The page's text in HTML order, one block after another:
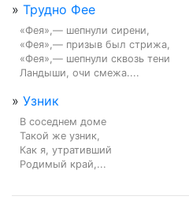
» Трудно Фее
«Фея»,— шепнули сирени,
«Фея»,— призыв был стрижа,
«Фея»,— шепнули сквозь тени
Ландыши, очи смежа....
» Узник
В соседнем доме
Такой же узник,
Как я, утративший
Родимый край,...